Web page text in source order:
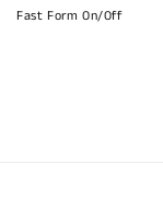
Fast Form On/Off